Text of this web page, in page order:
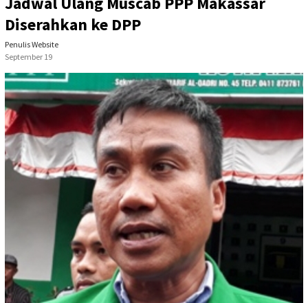
Diserahkan ke DPP
Penulis Website
September 19